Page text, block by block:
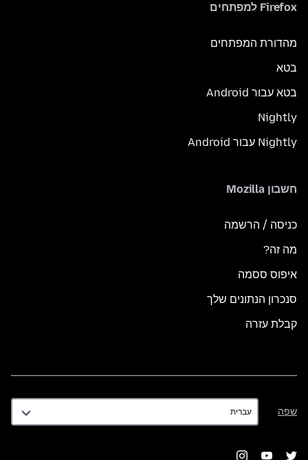
Firefox למפתחים
מהדורת המפתחים
בטא
בטא עבור Android
Nightly
Nightly עבור Android
חשבון Mozilla
כניסה / הרשמה
מה זה?
איפוס ססמה
סנכרון הנתונים שלך
קבלת עזרה
שפה
שפה